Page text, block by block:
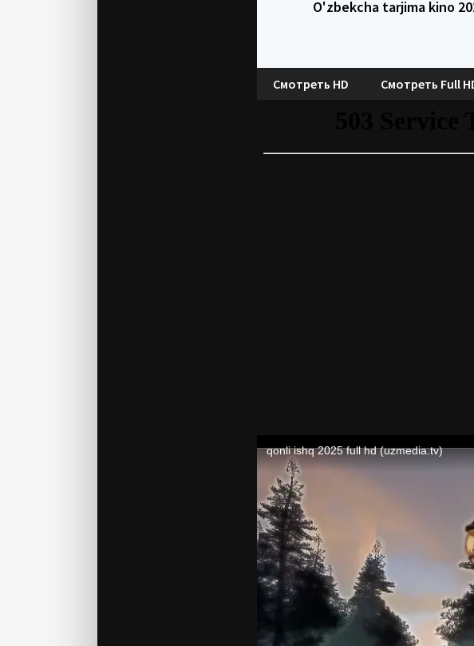
O'zbekcha tarjima kino
Смотреть HD Смотреть Full